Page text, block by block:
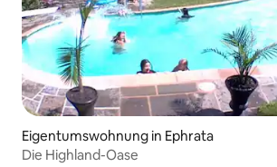
Eigentumswohnung in Ephrata
Die Highland-Oase